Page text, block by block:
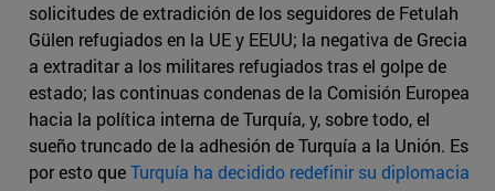
solicitudes de extradición de los seguidores de Fetulah
Gülen refugiados en la UE y EEUU; la negativa de Grecia
a extraditar a los militares refugiados tras el golpe de
estado; las continuas condenas de la Comisión Europea
hacia la política interna de Turquía, y, sobre todo, el
sueño truncado de la adhesión de Turquía a la Unión. Es
por esto queTurquía ha decidido redefinir su diplomacia